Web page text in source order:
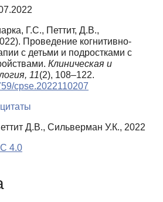
Г.С., Петтит, Д.В.,
Проведение когнитивно-
с детьми и подростками с
Клиническая и
11(2), 108–122.
cpse.2022110207
Д.В., Сильверман У.К., 2022
4.0